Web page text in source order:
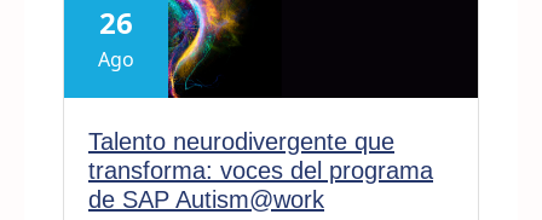
26
Ago
Talento neurodivergente que
transforma: voces del programa
de SAP Autism@work